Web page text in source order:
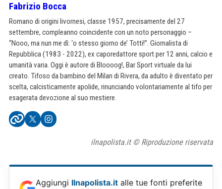
Fabrizio Bocca
Romano di origini livornesi, classe 1957, precisamente del 27
settembre, compleanno coincidente con un noto personaggio –
“Nooo, ma nun me dì: ‘o stesso giorno de’ Totti!”. Giornalista di
Repubblica (1983 - 2022), ex caporedattore sport per 12 anni, calcio e
umanità varia. Oggi è autore di Bloooog!, Bar Sport virtuale da lui
creato. Tifoso da bambino del Milan di Rivera, da adulto è diventato per
scelta, calcisticamente apolide, rinunciando volontariamente al tifo per
esagerata devozione al suo mestiere.
ilnapolista.it © Riproduzione riservata
Aggiungi Ilnapolista.it alle tue fonti preferite